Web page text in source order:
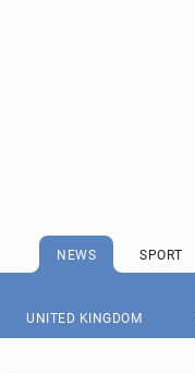
NEWS SPORT
UNITED KINGDOM